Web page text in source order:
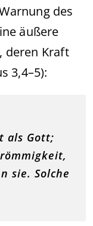
des
äußere
deren Kraft
3,4–5):
als Gott;
sie. Solche